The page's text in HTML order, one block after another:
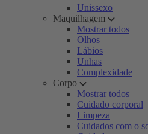
Unissexo
Maquilhagem
Mostrar todos
Olhos
Lábios
Unhas
Complexidade
Corpo
Mostrar todos
Cuidado corporal
Limpeza
Cuidados com o